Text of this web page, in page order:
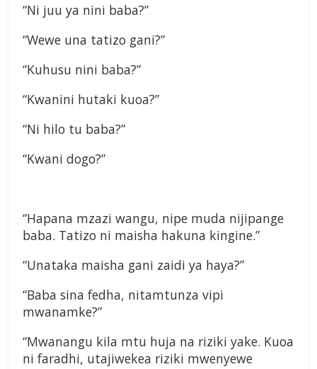
“Ni juu ya nini baba?”
“Wewe una tatizo gani?”
“Kuhusu nini baba?”
“Kwanini hutaki kuoa?”
“Ni hilo tu baba?”
“Kwani dogo?”
“Hapana mzazi wangu, nipe muda nijipange
baba. Tatizo ni maisha hakuna kingine.”
“Unataka maisha gani zaidi ya haya?”
“Baba sina fedha, nitamtunza vipi
mwanamke?”
“Mwanangu kila mtu huja na riziki yake. Kuoa
ni faradhi, utajiwekea riziki mwenyewe